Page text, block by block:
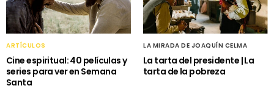
ARTÍCULOS
Cine espiritual: 40 películas y
series para ver en Semana
Santa
LA MIRADA DE JOAQUÍN CELMA
La tarta del presidente | La
tarta de la pobreza